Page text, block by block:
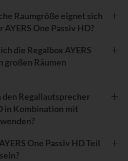
Raumgröße eignet sich
One Passiv HD?
die Regalbox AYERS
großen Räumen
den Regallautsprecher
in Kombination mit
One Passiv HD Teil